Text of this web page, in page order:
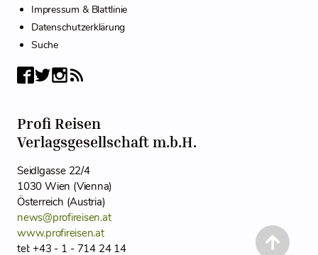
Impressum & Blattlinie
Datenschutzerklärung
Suche
Profi Reisen
Verlagsgesellschaft m.b.H.
Seidlgasse 22/4
1030 Wien (Vienna)
Österreich (Austria)
news@profireisen.at
www.profireisen.at
tel: +43 - 1 - 714 24 14